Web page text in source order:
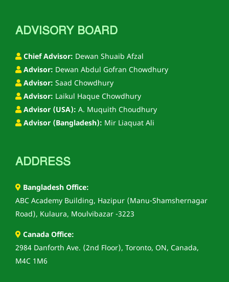
ADVISORY BOARD
Chief Advisor: Dewan Shuaib Afzal
Advisor: Dewan Abdul Gofran Chowdhury
Advisor: Saad Chowdhury
Advisor: Laikul Haque Chowdhury
Advisor (USA): A. Muquith Choudhury
Advisor (Bangladesh): Mir Liaquat Ali
ADDRESS
Bangladesh Office:
ABC Academy Building, Hazipur (Manu-Shamshernagar
Road), Kulaura, Moulvibazar -3223
Canada Office:
2984 Danforth Ave. (2nd Floor), Toronto, ON, Canada,
M4C 1M6